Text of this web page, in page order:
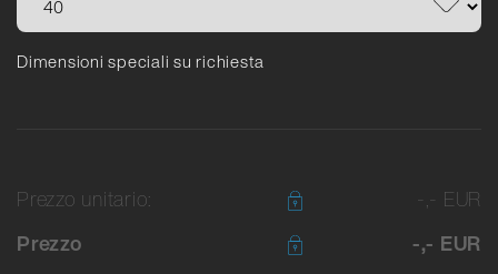
Dimensioni speciali su richiesta
Prezzo unitario:
-,- EUR
Prezzo
-,- EUR